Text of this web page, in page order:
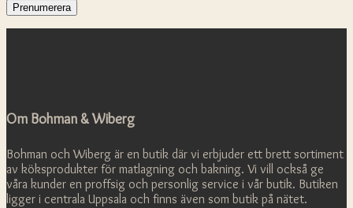
Om Bohman & Wiberg
Bohman och Wiberg är en butik där vi erbjuder ett brett sortiment
av köksprodukter för matlagning och bakning. Vi vill också ge
våra kunder en proffsig och personlig service i vår butik. Butiken
ligger i centrala Uppsala och finns även som butik på nätet.